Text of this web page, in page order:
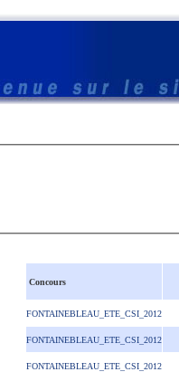
Concours
FONTAINEBLEAU_ETE_CSI_2012
FONTAINEBLEAU_ETE_CSI_2012
FONTAINEBLEAU_ETE_CSI_2012